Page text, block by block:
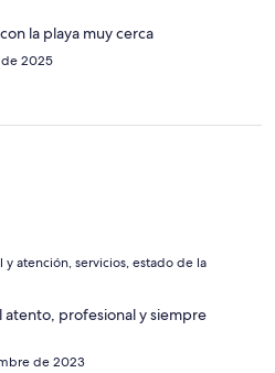
la playa muy cerca
de 2025
y atención, servicios, estado de la
atento, profesional y siempre
de 2023